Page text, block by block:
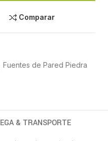
Comparar
Fuentes de Pared Piedra
& TRANSPORTE